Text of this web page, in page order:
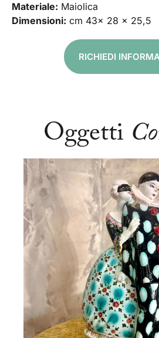
Materiale: Maiolica
Dimensioni: cm 43x 28 x 25,5
RICHIEDI
Oggetti